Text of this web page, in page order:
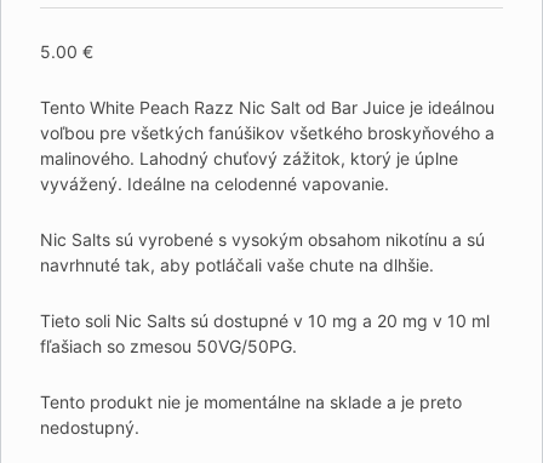
5.00 €
Tento White Peach Razz Nic Salt od Bar Juice je ideálnou
voľbou pre všetkých fanúšikov všetkého broskyňového a
malinového. Lahodný chuťový zážitok, ktorý je úplne
vyvážený. Ideálne na celodenné vapovanie.
Nic Salts sú vyrobené s vysokým obsahom nikotínu a sú
navrhnuté tak, aby potláčali vaše chute na dlhšie.
Tieto soli Nic Salts sú dostupné v 10 mg a 20 mg v 10 ml
fľašiach so zmesou 50VG/50PG.
Tento produkt nie je momentálne na sklade a je preto
nedostupný.